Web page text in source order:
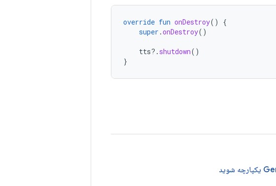
override fun onDestroy()
{
super .onDestroy()
tts?. shutdown()
}